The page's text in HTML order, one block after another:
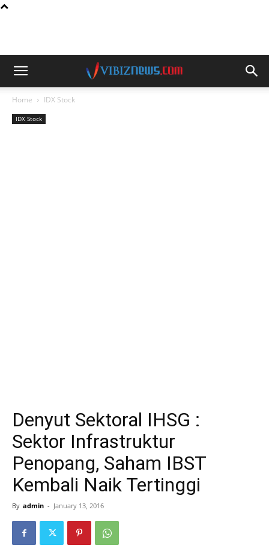
Home IDX Stock
IDX Stock
Denyut Sektoral IHSG :
Sektor Infrastruktur
Penopang, Saham IBST
Kembali Naik Tertinggi
By admin - January 13, 2016